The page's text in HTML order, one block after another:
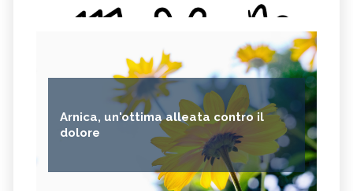
Arnica, un'ottima alleata contro il
dolore